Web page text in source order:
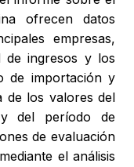
ofrecen datos
empresas,
de ingresos y los
de importación y
de los valores del
y del período de
de evaluación
el análisis